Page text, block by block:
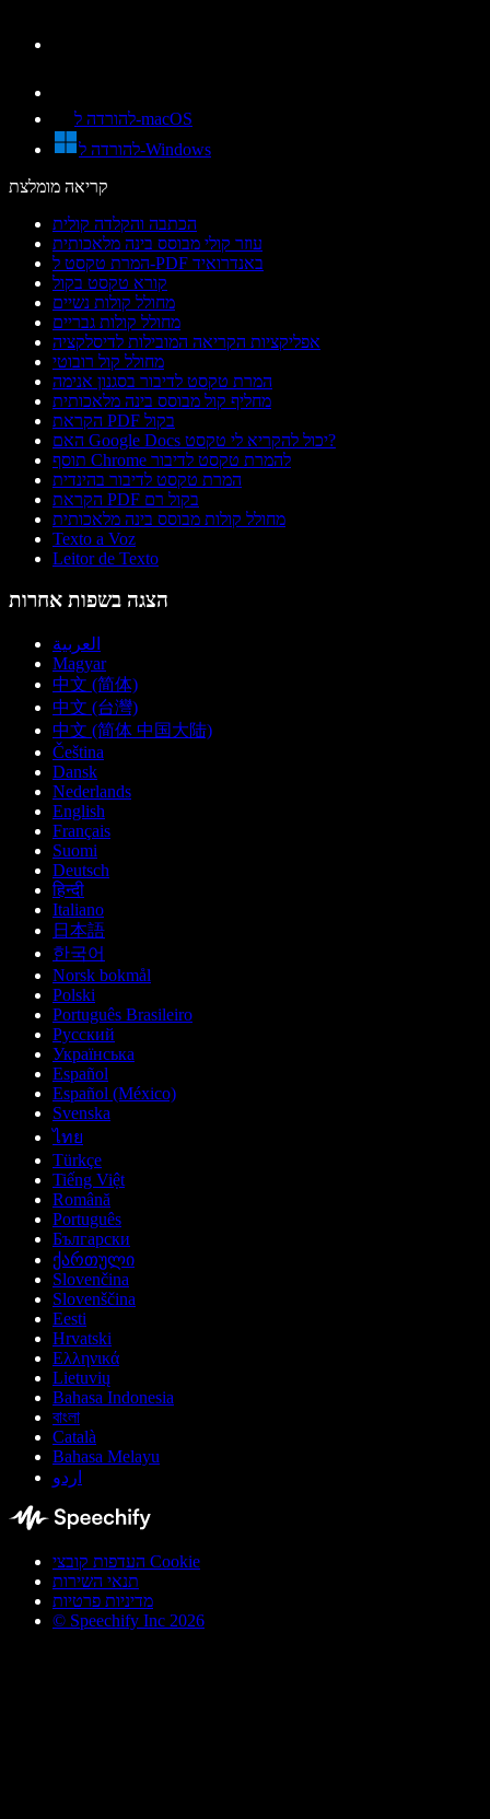
להורדה ל-macOS
להורדה ל-Windows
קריאה מומלצת
הכתבה והקלדה קולית
עוזר קולי מבוסס בינה מלאכותית
המרת טקסט ל-PDF באנדרואיד
קורא טקסט בקול
מחולל קולות נשיים
מחולל קולות גבריים
אפליקציות הקריאה המובילות לדיסלקציה
מחולל קול רובוטי
המרת טקסט לדיבור בסגנון אנימה
מחליף קול מבוסס בינה מלאכותית
הקראת PDF בקול
האם Google Docs יכול להקריא לי טקסט?
תוסף Chrome להמרת טקסט לדיבור
המרת טקסט לדיבור בהינדית
הקראת PDF בקול רם
מחולל קולות מבוסס בינה מלאכותית
Texto a Voz
Leitor de Texto
הצגה בשפות אחרות
العربية
Magyar
中文 (简体)
中文 (台灣)
中文 (简体 中国大陆)
Čeština
Dansk
Nederlands
English
Français
Suomi
Deutsch
हिन्दी
Italiano
日本語
한국어
Norsk bokmål
Polski
Português Brasileiro
Русский
Українська
Español
Español (México)
Svenska
ไทย
Türkçe
Tiếng Việt
Română
Português
Български
ქართული
Slovenčina
Slovenščina
Eesti
Hrvatski
Ελληνικά
Lietuvių
Bahasa Indonesia
বাংলা
Català
Bahasa Melayu
اردو
העדפות קובצי Cookie
תנאי השירות
מדיניות פרטיות
© Speechify Inc 2026